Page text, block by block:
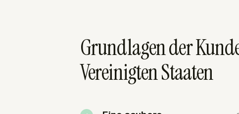
Grundlagen der
Vereinigten Staaten